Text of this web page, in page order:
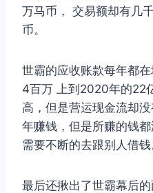
万马币， 交易额却有几
币。
世霸的应收账款每年都
4百万 上到2020年的22
高，但是营运现金流却
年赚钱，但是所赚的钱
需要不断的去跟别人借钱
最后还揪出了世霸幕后